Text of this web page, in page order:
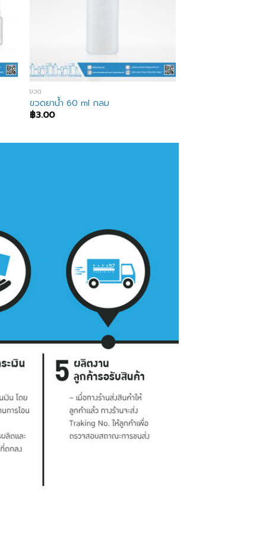
ขวด
ขวดยาน้ำ 60 ml กลม
฿3.00